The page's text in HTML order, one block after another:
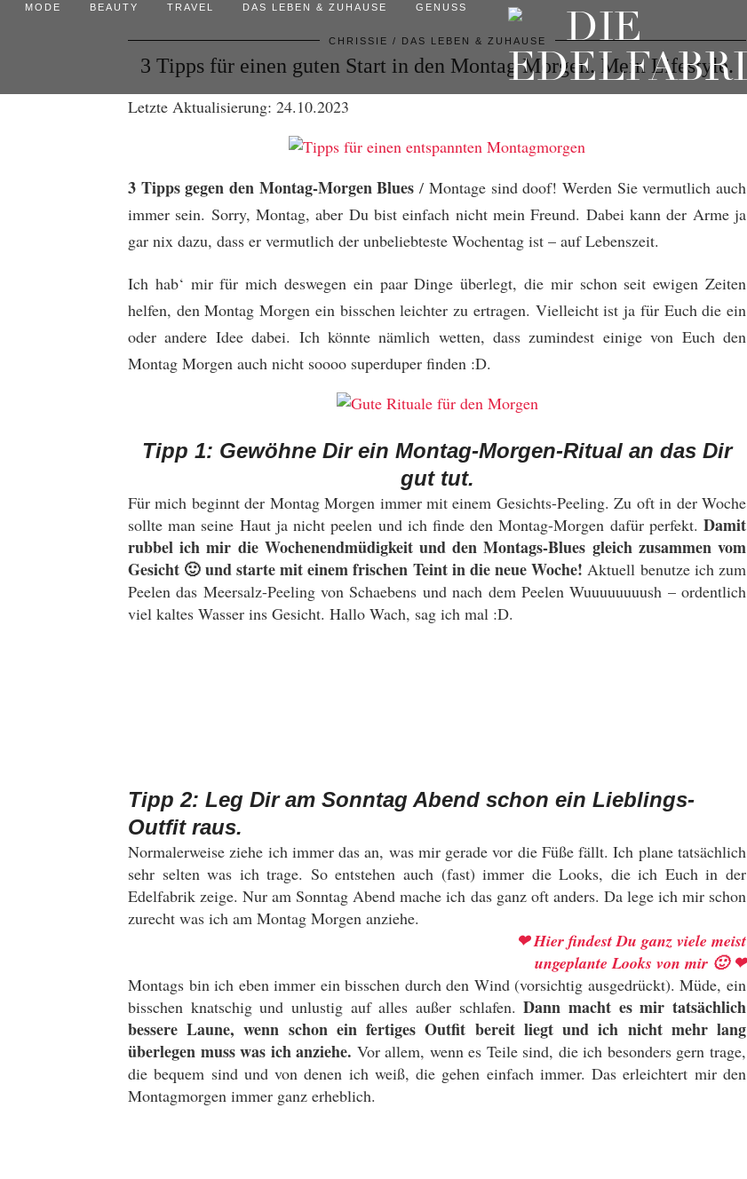
MODE BEAUTY TRAVEL DAS LEBEN & ZUHAUSE GENUSS
CHRISSIE DAS LEBEN & ZUHAUSE
3 Tipps für einen guten Start in den Montag Morgen. Mein Lifestyle.
Letzte Aktualisierung: 24.10.2023
3 Tipps gegen den Montag-Morgen Blues / Montage sind doof! Werden Sie vermutlich auch
immer sein. Sorry, Montag, aber Du bist einfach nicht mein Freund. Dabei kann der Arme ja
gar nix dazu, dass er vermutlich der unbeliebteste Wochentag ist – auf Lebenszeit.
Ich hab‘ mir für mich deswegen ein paar Dinge überlegt, die mir schon seit ewigen Zeiten
helfen, den Montag Morgen ein bisschen leichter zu ertragen. Vielleicht ist ja für Euch die ein
oder andere Idee dabei. Ich könnte nämlich wetten, dass zumindest einige von Euch den
Montag Morgen auch nicht soooo superduper finden :D.
Tipp 1: Gewöhne Dir ein Montag-Morgen-Ritual an das Dir
gut tut.
Für mich beginnt der Montag Morgen immer mit einem Gesichts-Peeling. Zu oft in der Woche
sollte man seine Haut ja nicht peelen und ich finde den Montag-Morgen dafür perfekt. Damit
rubbel ich mir die Wochenendmüdigkeit und den Montags-Blues gleich zusammen vom
Gesicht 🙂 und starte mit einem frischen Teint in die neue Woche!Aktuell benutze ich zum
Peelen das Meersalz-Peeling von Schaebens und nach dem Peelen Wuuuuuuuush – ordentlich
viel kaltes Wasser ins Gesicht. Hallo Wach, sag ich mal :D.
Tipp 2: Leg Dir am Sonntag Abend schon ein Lieblings-
Outfit raus.
Normalerweise ziehe ich immer das an, was mir gerade vor die Füße fällt. Ich plane tatsächlich
sehr selten was ich trage. So entstehen auch (fast) immer die Looks, die ich Euch in der
Edelfabrik zeige. Nur am Sonntag Abend mache ich das ganz oft anders. Da lege ich mir schon
zurecht was ich am Montag Morgen anziehe.
❤ Hier findest Du ganz viele meist
ungeplante Looks von mir 🙂 ❤
Montags bin ich eben immer ein bisschen durch den Wind (vorsichtig ausgedrückt). Müde, ein
bisschen knatschig und unlustig auf alles außer schlafen. Dann macht es mir tatsächlich
bessere Laune, wenn schon ein fertiges Outfit bereit liegt und ich nicht mehr lang
überlegen muss was ich anziehe. Vor allem, wenn es Teile sind, die ich besonders gern trage,
die bequem sind und von denen ich weiß, die gehen einfach immer. Das erleichtert mir den
Montagmorgen immer ganz erheblich.